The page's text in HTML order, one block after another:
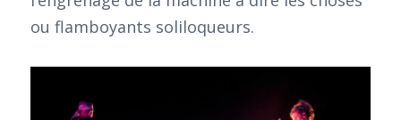
ou flamboyants soliloqueurs.